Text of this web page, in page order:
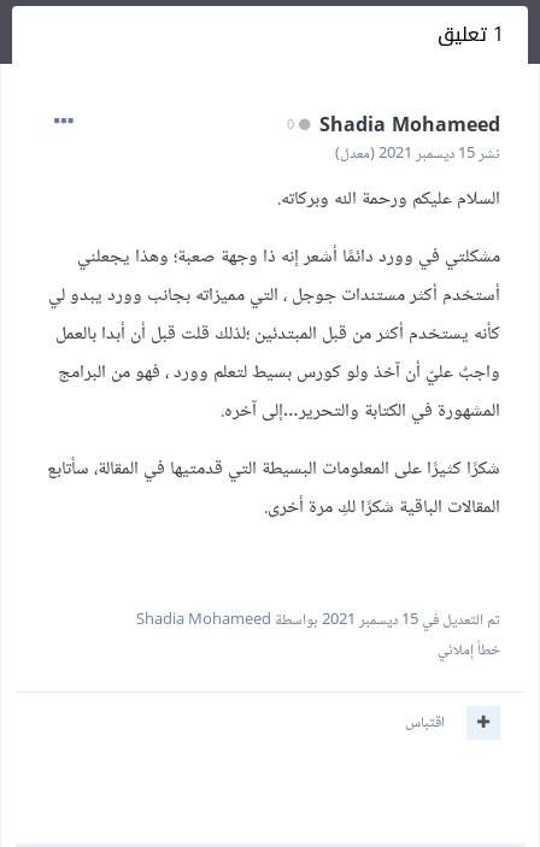
1 تعليق
Shadia Mohameed
نشر15 ديسمبر 2021 (معدل)
السلام عليكم ورحمة الله وبركاته.
مشكلتي في وورد دائمًا أشعر إنه ذا وجهة صعبة؛ وهذا يجعلني
أستخدم أكثر مستندات جوجل ، التي مميزاته بجانب وورد يبدو لي
كأنه يستخدم أكثر من قبل المبتدئين ؛لذلك قلت قبل أن أبدا بالعمل
واجبٌ عليّ أن آخذ ولو كورس بسيط لتعلم وورد ، فهو من البرامج
المشهورة في الكتابة والتحرير…إلى آخره.
شكرًا كثيرًا على المعلومات البسيطة التي قدمتيها في المقالة، سأتابع
المقالات الباقية شكرًا لكِ مرة أخرى.
تم التعديل في15 ديسمبر 2021
بواسطة Shadia Mohameed
خطأ إملائي
اقتباس